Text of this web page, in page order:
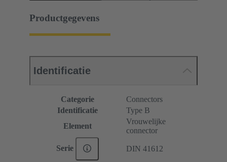
Productgegevens
Identificatie
Categorie
Connectors
Identificatie
Type B
Element
Vrouwelijke
connector
Serie DIN 41612